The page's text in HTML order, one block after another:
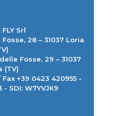
Srl
Fosse, 28 – 31037 Loria
Fosse, 29 – 31037
(TV)
+39 0423 420955 -
- SDI: W7YVJK9